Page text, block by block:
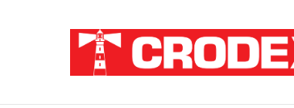
Breaking News ZNANSTVENICI IZ BOSNE